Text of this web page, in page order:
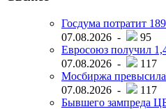
Госдума потратит
07.08.2026 -
95
Евросоюз получил
07.08.2026 -
117
Мосбиржа
07.08.2026 -
117
Бывшего зампреда